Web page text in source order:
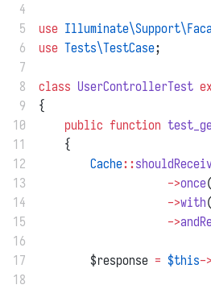
4
5
use
6
use Tests\TestCase;
7
8
class UserControllerTest
9
{
10
public function
11
    {
12
Cache::
13
->once
14
->with(
15
->
16
17
        $response
= $this->
18